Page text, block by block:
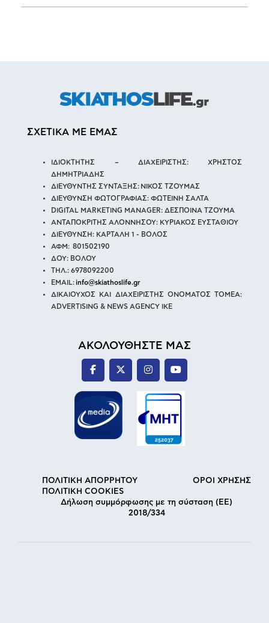
ΣΧΕΤΙΚΑ ΜΕ ΕΜΑΣ
ΙΔΙΟΚΤΗΤΗΣ – ΔΙΑΧΕΙΡΙΣΤΗΣ: ΧΡΗΣΤΟΣ
ΔΗΜΗΤΡΙΑΔΗΣ
ΔΙΕΥΘΥΝΤΗΣ ΣΥΝΤΑΞΗΣ: ΝΙΚΟΣ ΤΖΟΥΜΑΣ
ΔΙΕΥΘΥΝΣΗ ΦΩΤΟΓΡΑΦΙΑΣ: ΦΩΤΕΙΝΗ ΣΑΛΤΑ
DIGITAL MARKETING MANAGER: ΔΕΣΠΟΙΝΑ ΤΖΟΥΜΑ
ΑΝΤΑΠΟΚΡΙΤΗΣ ΑΛΟΝΝΗΣΟΥ: ΚΥΡΙΑΚΟΣ ΕΥΣΤΑΘΙΟΥ
ΔΙΕΥΘΥΝΣΗ: ΚΑΡΤΑΛΗ 1 - ΒΟΛΟΣ
ΑΦΜ: 801502190
ΔΟΥ: ΒΟΛΟΥ
ΤΗΛ.: 6978092200
EMAIL: info@skiathoslife.gr
ΔΙΚΑΙΟΥΧΟΣ ΚΑΙ ΔΙΑΧΕΙΡΙΣΤΗΣ ΟΝΟΜΑΤΟΣ ΤΟΜΕΑ:
ADVERTISING & NEWS AGENCY IKE
ΑΚΟΛΟΥΘΗΣΤΕ ΜΑΣ
ΠΟΛΙΤΙΚΗ ΑΠΟΡΡΗΤΟΥ
ΟΡΟΙ ΧΡΗΣΗΣ
ΠΟΛΙΤΙΚΗ COOKIES
Δήλωση συμμόρφωσης με τη σύσταση (ΕΕ)
2018/334